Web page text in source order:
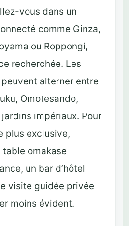
vous dans un
comme Ginza,
ou Roppongi,
recherchée. Les
alterner entre
Omotesando,
impériaux. Pour
plus exclusive,
omakase
un bar d’hôtel
visite guidée privée
moins évident.